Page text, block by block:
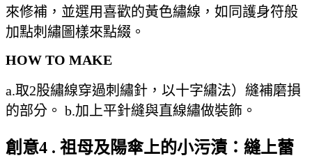
來修補，並選用喜歡的黃色繡線，如同護身符般
加點刺繡圖樣來點綴。
HOW TO MAKE
a.取2股繡線穿過刺繡針，以十字繡法）縫補磨損
的部分。 b.加上平針縫與直線繡做裝飾。
創意4 . 祖母及陽傘上的小污漬：縫上蕾